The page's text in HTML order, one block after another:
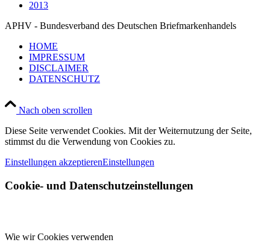
2013
APHV - Bundesverband des Deutschen Briefmarkenhandels
HOME
IMPRESSUM
DISCLAIMER
DATENSCHUTZ
Nach oben scrollen
Diese Seite verwendet Cookies. Mit der Weiternutzung der Seite,
stimmst du die Verwendung von Cookies zu.
Einstellungen akzeptierenEinstellungen
Cookie- und Datenschutzeinstellungen
Wie wir Cookies verwenden